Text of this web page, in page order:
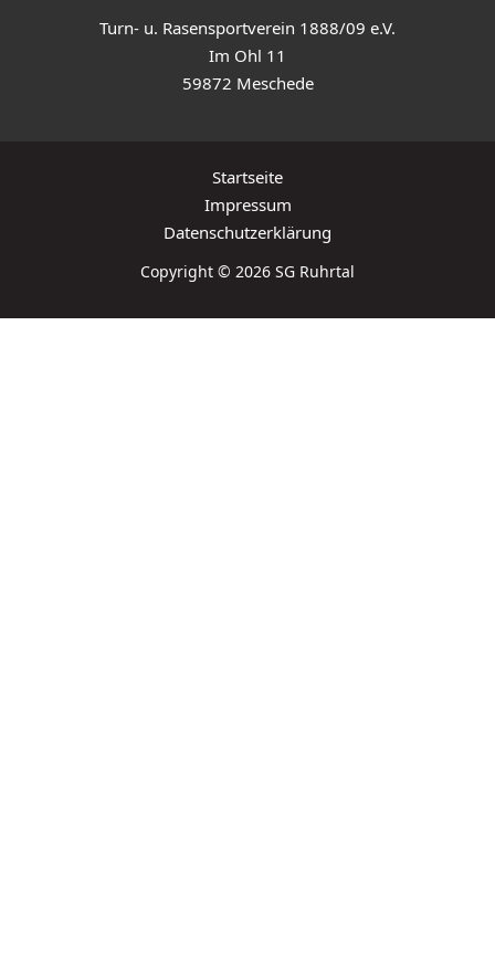
Turn- u. Rasensportverein 1888/09 e.V.
Im Ohl 11
59872 Meschede
Startseite
Impressum
Datenschutzerklärung
Copyright © 2026 SG Ruhrtal